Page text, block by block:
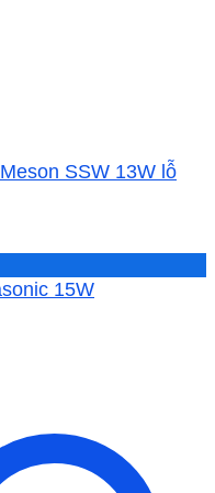
SSW 13W lỗ